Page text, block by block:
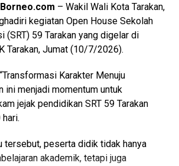
– Wakil Wali Kota Tarakan,
kegiatan Open House Sekolah
(SRT) 59 Tarakan yang digelar di
Tarakan, Jumat (10/7/2026).
Karakter Menuju
ini menjadi momentum untuk
jejak pendidikan SRT 59 Tarakan
tersebut, peserta didik tidak hanya
akademik, tetapi juga